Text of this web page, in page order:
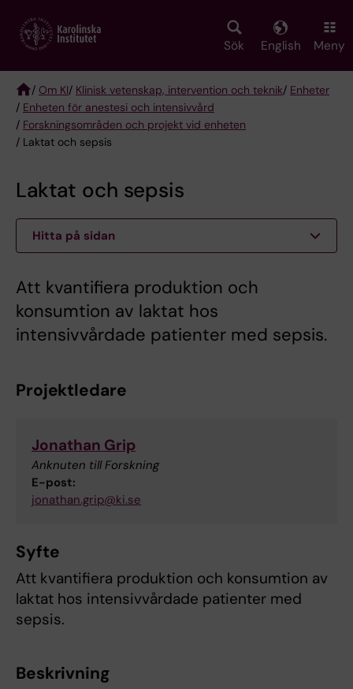
main
Sök English Meny
Breadcrumb
/ Om KI/ Klinisk vetenskap, intervention och teknik/ Enheter
/ Enheten för anestesi och intensivvård
/ Forskningsområden och projekt vid enheten
/ Laktat och sepsis
Laktat och sepsis
Hitta på sidan
Att kvantifiera produktion och
konsumtion av laktat hos
intensivvårdade patienter med sepsis.
Projektledare
Jonathan Grip
Anknuten till Forskning
E-post:
jonathan.grip@ki.se
Syfte
Att kvantifiera produktion och konsumtion av
laktat hos intensivvårdade patienter med
sepsis.
Beskrivning